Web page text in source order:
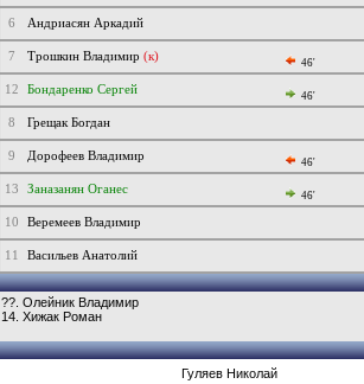
6 Андриасян Аркадий
7 Трошкин Владимир (к) 46'
12 Бондаренко Сергей 46'
8 Грещак Богдан
9 Дорофеев Владимир 46'
13 Заназанян Оганес 46'
10 Веремеев Владимир
11 Васильев Анатолий
??. Олейник Владимир
14. Хижак Роман
Гуляев Николай